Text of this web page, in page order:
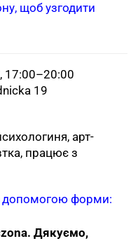
щоб узгодити
17:00–20:00
19
арт-
працює з
допомогою форми:
Дякуємо,